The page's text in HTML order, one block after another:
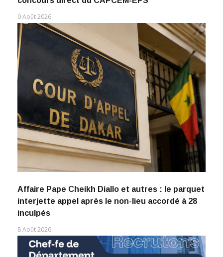
9 Août 2026
Affaire Pape Cheikh Diallo et autres : le parquet
interjette appel après le non-lieu accordé à 28
inculpés
8 Août 2026